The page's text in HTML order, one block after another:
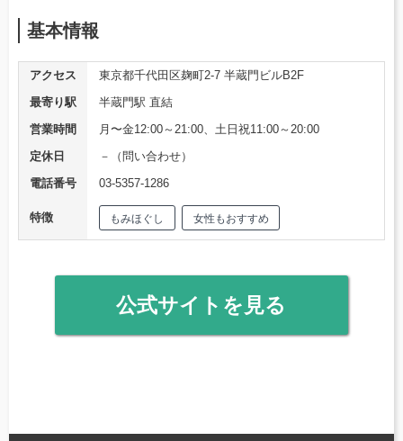
基本情報
アクセス
東京都千代田区麹町2-7 半蔵門ビルB2F
最寄り駅
半蔵門駅 直結
営業時間
月〜金12:00～21:00、土日祝11:00～20:00
定休日
－（問い合わせ）
電話番号
03-5357-1286
特徴 もみほぐし 女性もおすすめ
公式サイトを見る